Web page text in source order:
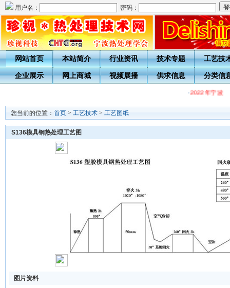
用户名： 密码：
网站首页 本站简介 行业资讯 技术专题 工艺技
企业展示 网上商城 视频展播 供求信息 分类信
·2022年宁波热
您当前的位置： 首页 > 工艺技术 > 工艺图纸
S136模具钢热处理工艺图
图片资料